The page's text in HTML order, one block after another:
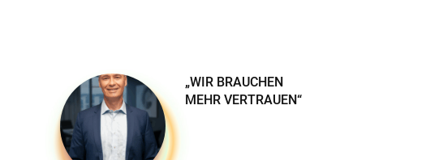
„WIR BRAUCHEN
MEHR VERTRAUEN“